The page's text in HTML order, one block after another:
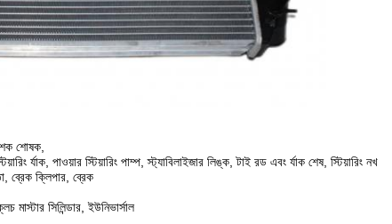
শক শোষক,
র্যাক, পাওয়ার স্টিয়ারিং পাম্প, স্ট্যাবিলাইজার লিঙ্ক, টাই রড এবং র্যাক শেষ, স্টিয়ারিং নখ
ব্রেক ক্লিপার, ব্রেক
মাস্টার সিলিন্ডার, ইউনিভার্সাল